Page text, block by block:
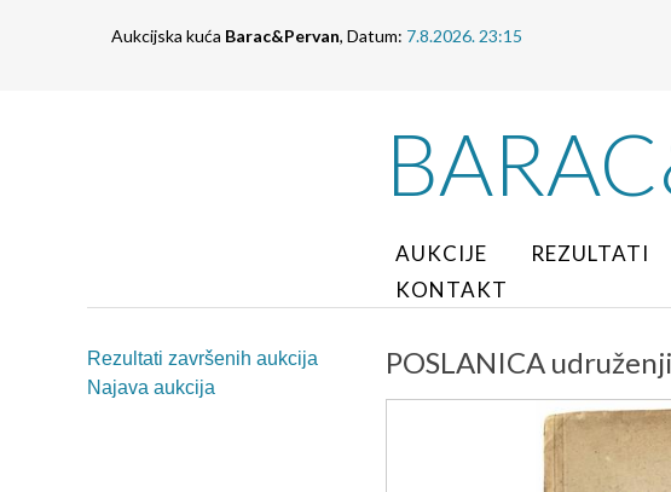
Aukcijska kuća Barac&Pervan, Datum: 7.8.2026. 23:15
AUKCIJE REZULTATI
KONTAKT
Rezultati završenih aukcija
Najava aukcija
POSLANICA